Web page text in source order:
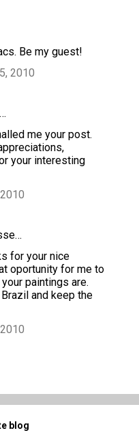
Be my guest!
2010
me your post.
your interesting
for your nice
oportunity for me to
paintings are.
and keep the
blog